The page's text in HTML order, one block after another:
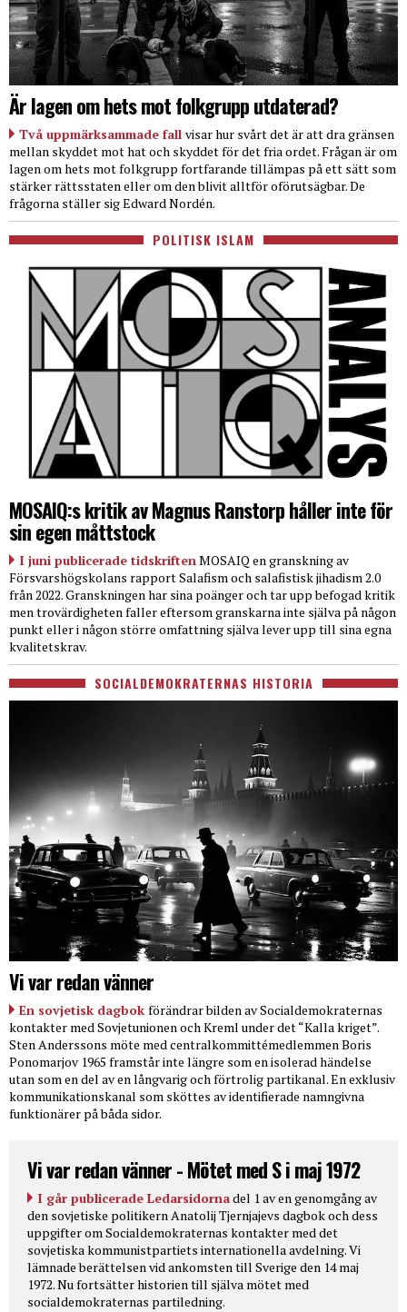
Är lagen om hets mot folkgrupp utdaterad?
Två uppmärksammade fall visar hur svårt det är att dra gränsen
mellan skyddet mot hat och skyddet för det fria ordet. Frågan är om
lagen om hets mot folkgrupp fortfarande tillämpas på ett sätt som
stärker rättsstaten eller om den blivit alltför oförutsägbar. De
frågorna ställer sig Edward Nordén.
POLITISK ISLAM
MOSAIQ:s kritik av Magnus Ranstorp håller inte för
sin egen måttstock
I juni publicerade tidskriften MOSAIQ en granskning av
Försvarshögskolans rapport Salafism och salafistisk jihadism 2.0
från 2022. Granskningen har sina poänger och tar upp befogad kritik
men trovärdigheten faller eftersom granskarna inte själva på någon
punkt eller i någon större omfattning själva lever upp till sina egna
kvalitetskrav.
SOCIALDEMOKRATERNAS HISTORIA
Vi var redan vänner
En sovjetisk dagbok förändrar bilden av Socialdemokraternas
kontakter med Sovjetunionen och Kreml under det “Kalla kriget”.
Sten Anderssons möte med centralkommittémedlemmen Boris
Ponomarjov 1965 framstår inte längre som en isolerad händelse
utan som en del av en långvarig och förtrolig partikanal. En exklusiv
kommunikationskanal som sköttes av identifierade namngivna
funktionärer på båda sidor.
Vi var redan vänner - Mötet med S i maj 1972
I går publicerade Ledarsidornadel 1 av en genomgång av
den sovjetiske politikern Anatolij Tjernjajevs dagbok och dess
uppgifter om Socialdemokraternas kontakter med det
sovjetiska kommunistpartiets internationella avdelning. Vi
lämnade berättelsen vid ankomsten till Sverige den 14 maj
1972. Nu fortsätter historien till själva mötet med
socialdemokraternas partiledning.